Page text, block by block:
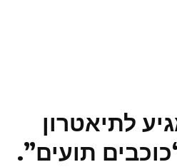
לתיאטרון
תועים”.